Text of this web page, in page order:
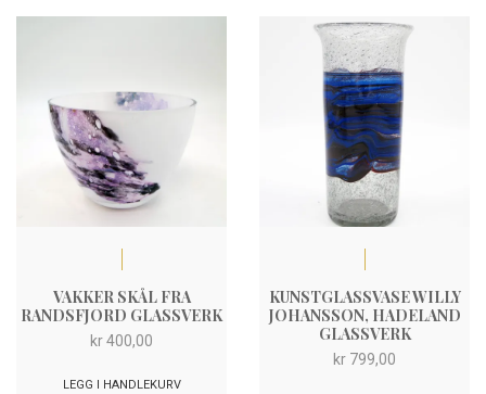
VAKKER SKÅL FRA
RANDSFJORD GLASSVERK
kr400,00
LEGG I HANDLEKURV
KUNSTGLASSVASE WILLY
JOHANSSON, HADELAND
GLASSVERK
kr 799,00